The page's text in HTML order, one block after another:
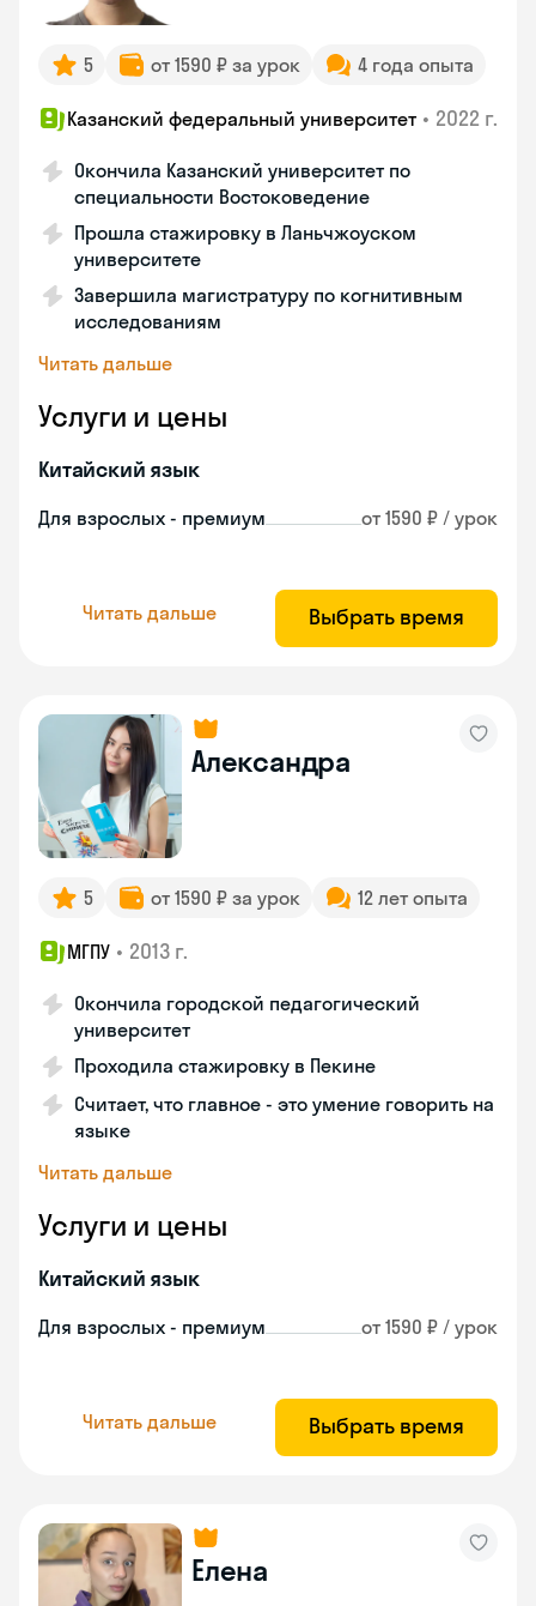
5 от 1590 ₽ за урок 4 года опыта
Казанский федеральный университет • 2022 г.
Окончила Казанский университет по
специальности Востоковедение
Прошла стажировку в Ланьчжоуском
университете
Завершила магистратуру по когнитивным
исследованиям
Читать дальше
Услуги и цены
Китайский язык
Для взрослых - премиум от 1590 ₽ / урок
Читать дальше Выбрать время
Александра
5 от 1590 ₽ за урок 12 лет опыта
МГПУ • 2013 г.
Окончила городской педагогический
университет
Проходила стажировку в Пекине
Считает, что главное - это умение говорить на
языке
Читать дальше
Услуги и цены
Китайский язык
Для взрослых - премиум от 1590 ₽ / урок
Читать дальше Выбрать время
Елена